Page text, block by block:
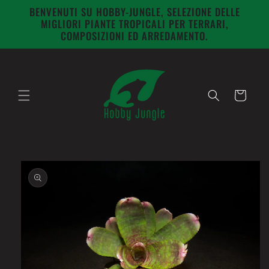
direttamente
ai contenuti
BENVENUTI SU HOBBY-JUNGLE, SELEZIONE DELLE
MIGLIORI PIANTE TROPICALI PER TERRARI,
COMPOSIZIONI ED ARREDAMENTO.
Carrello
Passa alle
informazioni
sul prodotto